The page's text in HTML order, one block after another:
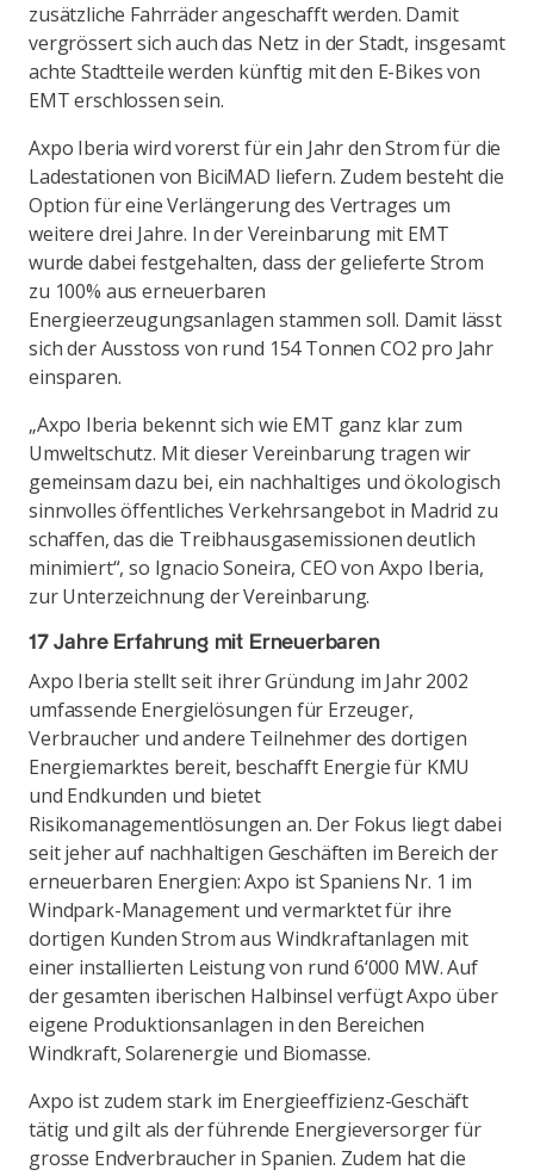
zusätzliche Fahrräder angeschafft werden. Damit
vergrössert sich auch das Netz in der Stadt, insgesamt
achte Stadtteile werden künftig mit den E-Bikes von
EMT erschlossen sein.
Axpo Iberia wird vorerst für ein Jahr den Strom für die
Ladestationen von BiciMAD liefern. Zudem besteht die
Option für eine Verlängerung des Vertrages um
weitere drei Jahre. In der Vereinbarung mit EMT
wurde dabei festgehalten, dass der gelieferte Strom
zu 100% aus erneuerbaren
Energieerzeugungsanlagen stammen soll. Damit lässt
sich der Ausstoss von rund 154 Tonnen CO2 pro Jahr
einsparen.
„Axpo Iberia bekennt sich wie EMT ganz klar zum
Umweltschutz. Mit dieser Vereinbarung tragen wir
gemeinsam dazu bei, ein nachhaltiges und ökologisch
sinnvolles öffentliches Verkehrsangebot in Madrid zu
schaffen, das die Treibhausgasemissionen deutlich
minimiert“, so Ignacio Soneira, CEO von Axpo Iberia,
zur Unterzeichnung der Vereinbarung.
17 Jahre Erfahrung mit Erneuerbaren
Axpo Iberia stellt seit ihrer Gründung im Jahr 2002
umfassende Energielösungen für Erzeuger,
Verbraucher und andere Teilnehmer des dortigen
Energiemarktes bereit, beschafft Energie für KMU
und Endkunden und bietet
Risikomanagementlösungen an. Der Fokus liegt dabei
seit jeher auf nachhaltigen Geschäften im Bereich der
erneuerbaren Energien: Axpo ist Spaniens Nr. 1 im
Windpark-Management und vermarktet für ihre
dortigen Kunden Strom aus Windkraftanlagen mit
einer installierten Leistung von rund 6‘000 MW. Auf
der gesamten iberischen Halbinsel verfügt Axpo über
eigene Produktionsanlagen in den Bereichen
Windkraft, Solarenergie und Biomasse.
Axpo ist zudem stark im Energieeffizienz-Geschäft
tätig und gilt als der führende Energieversorger für
grosse Endverbraucher in Spanien. Zudem hat die